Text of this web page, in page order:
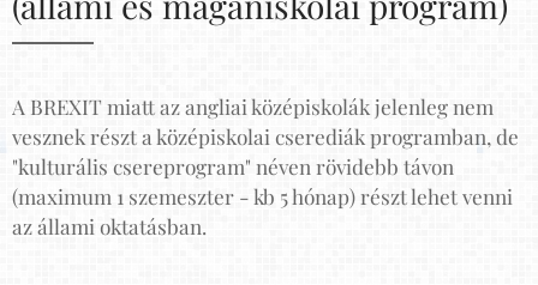
A BREXIT miatt az angliai középiskolák jelenleg nem
vesznek részt a középiskolai cserediák programban, de
"kulturális csereprogram" néven rövidebb távon
(maximum 1 szemeszter - kb 5 hónap) részt lehet venni
az állami oktatásban.